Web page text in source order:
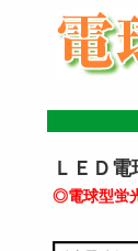
ＬＥＤ
◎電球型蛍